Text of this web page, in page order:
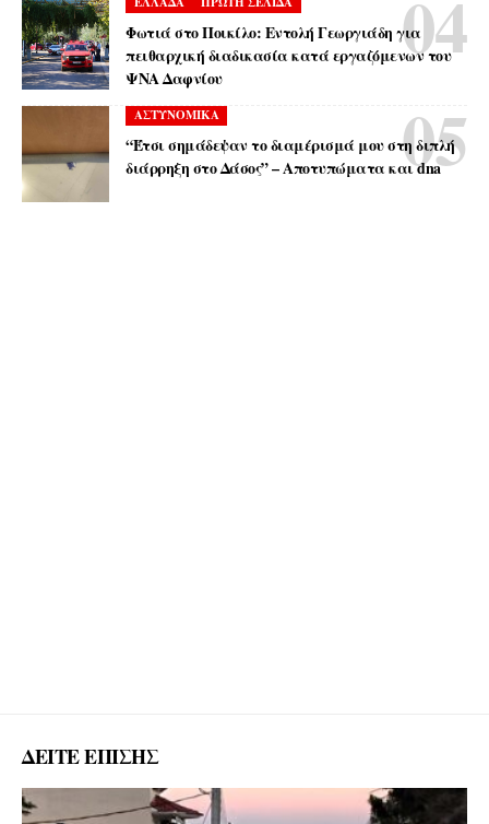
Φωτιά στο Ποικίλο: Εντολή Γεωργιάδη για
πειθαρχική διαδικασία κατά εργαζόμενων του
ΨΝΑ Δαφνίου
ΑΣΤΥΝΟΜΙΚΑ
“Έτσι σημάδεψαν το διαμέρισμά μου στη διπλή
διάρρηξη στο Δάσος” – Αποτυπώματα και dna
ΔΕΙΤΕ ΕΠΙΣΗΣ